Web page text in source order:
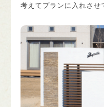
考えてプランに入れさせ